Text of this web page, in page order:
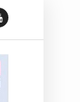
in